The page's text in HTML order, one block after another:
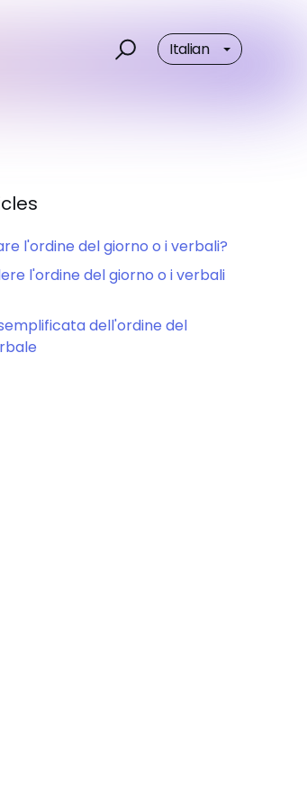
Italian
l'ordine del giorno o i verbali?
l'ordine del giorno o i verbali
dell'ordine del